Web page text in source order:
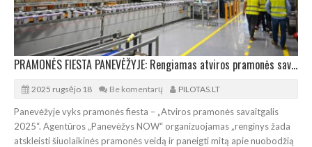
PRAMONĖS FIESTA PANEVĖŽYJE: Rengiamas atviros pramonės savaitgalis 2025
2025 rugsėjo 18 Be komentarų PILOTAS.LT
Panevėžyje vyks pramonės fiesta – „Atviros pramonės savaitgalis
2025“. Agentūros „Panevėžys NOW“ organizuojamas „renginys žada
atskleisti šiuolaikinės pramonės veidą ir paneigti mitą apie nuobodžią